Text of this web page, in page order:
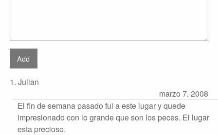
1. Julian
marzo 7, 2008
El fin de semana pasado fui a este lugar y quede
impresionado con lo grande que son los peces. El lugar
esta precioso.